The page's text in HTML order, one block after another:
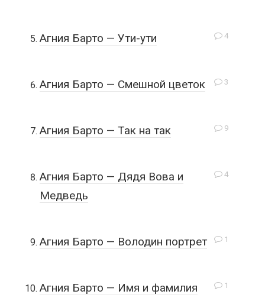
4
Агния Барто — Ути-ути
3
Агния Барто — Смешной цветок
9
Агния Барто — Так на так
4
Агния Барто — Дядя Вова и
Медведь
1
Агния Барто — Володин портрет
1
Агния Барто — Имя и фамилия